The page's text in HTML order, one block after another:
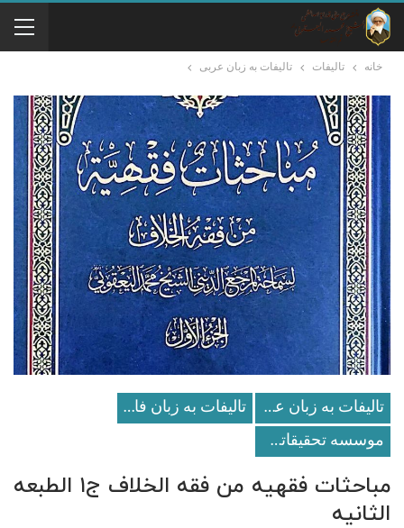
خانه تالیفات تالیفات به زبان عربی
تالیفات به زبان عربی
تالیفات به زبان فارسی
موسسه تحقيقاتى و انتشاراتى نور
مباحثات فقهیه من فقه الخلاف ج۱ الطبعه
الثانیه